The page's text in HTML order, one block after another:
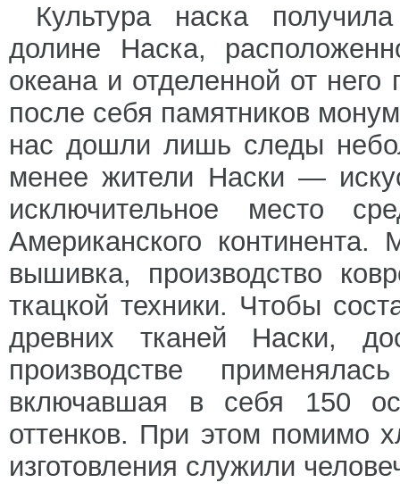
Культура наска
долине Наска,
океана и отделенной от
после себя памятников
нас дошли лишь следы
менее жители Наски —
исключительное место
Американского
вышивка, производство
ткацкой техники. Чтобы
древних тканей Наски,
производстве
включавшая в себя 150
оттенков. При этом помимо
изготовления служили